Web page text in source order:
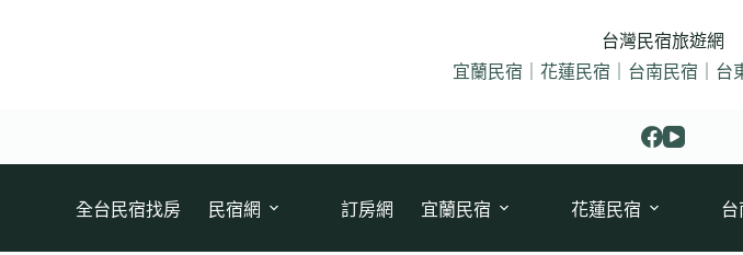
台灣民宿旅遊網
宜蘭民宿｜花蓮民宿｜台南民宿｜台
全台民宿找房 民宿網 訂房網 宜蘭民宿 花蓮民宿 台